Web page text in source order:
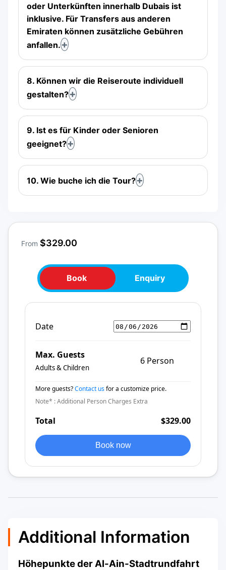
oder Unterkünften innerhalb Dubais ist
inklusive. Für Transfers aus anderen
Emiraten können zusätzliche Gebühren
anfallen.
8. Können wir die Reiseroute individuell
gestalten?
9. Ist es für Kinder oder Senioren
geeignet?
10. Wie buche ich die Tour?
From $329.00
Book Enquiry
Date
Max. Guests
Adults & Children
6 Person
More guests?Contact usfor a customize price.
Note* : Additional Person Charges Extra
Total $329.00
Book now
Additional Information
Höhepunkte der Al-Ain-Stadtrundfahrt